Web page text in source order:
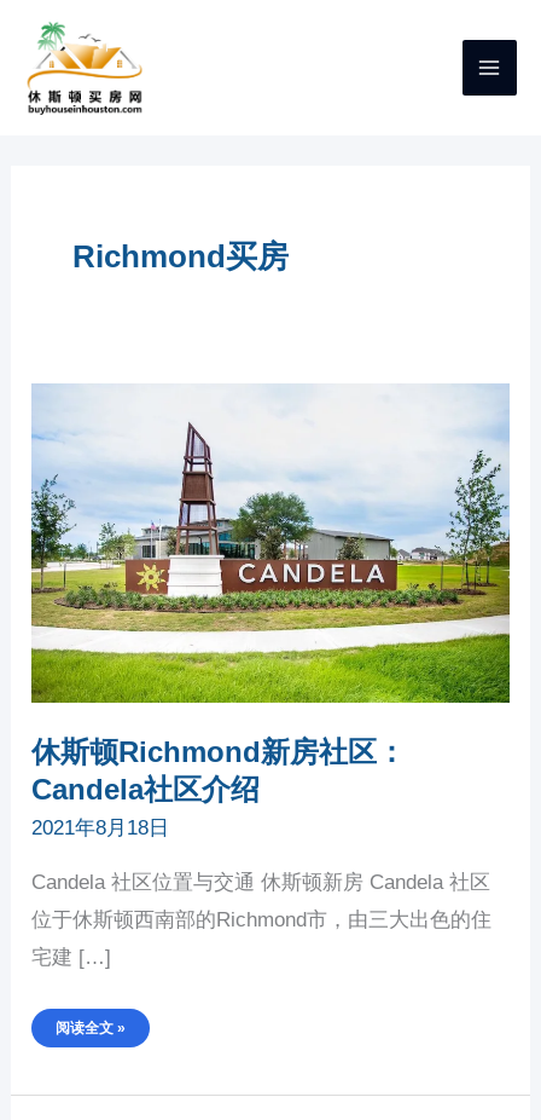
Richmond买房
休斯顿Richmond新房社区：
Candela社区介绍
2021年8月18日
Candela 社区位置与交通 休斯顿新房 Candela 社区
位于休斯顿西南部的Richmond市，由三大出色的住
宅建 […]
休
RICHMOND
新
社
区：
CANDELA
社
区
介
绍
阅读全文 »